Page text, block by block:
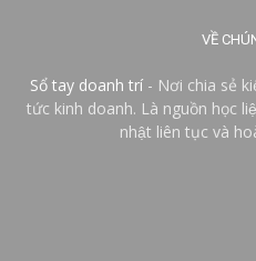
VỀ
Sổ tay doanh trí - Nơi chia sẻ
tức kinh doanh. Là nguồn học
nhật liên tục và